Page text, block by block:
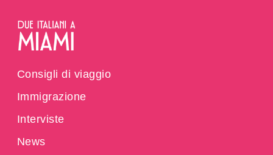
Consigli di viaggio
Immigrazione
Interviste
News